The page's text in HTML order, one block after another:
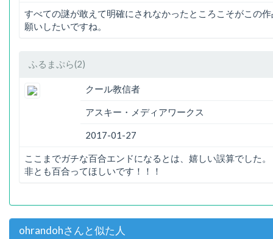
すべての謎が敢えて明確にされなかったところこそがこの
願いしたいですね。
ふるまぷら(2)
クール教信者
アスキー・メディアワークス
2017-01-27
ここまでガチな百合エンドになるとは、嬉しい誤算でした
非とも百合ってほしいです！！！
ohrandohさんと似た人